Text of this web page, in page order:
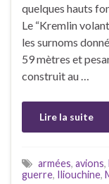
quelques hauts
Le “Kremlin
les surnoms
59 mètres et
construit au …
Lire la suite
armées, avions,
guerre, Iliouchine,